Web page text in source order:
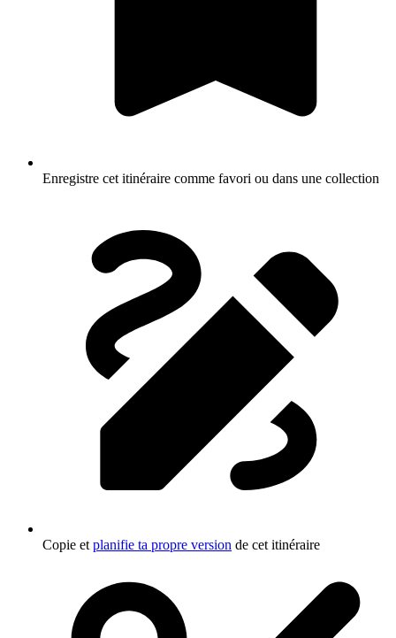
Enregistre cet itinéraire comme favori ou dans une collection
Copie et planifie ta propre version de cet itinéraire